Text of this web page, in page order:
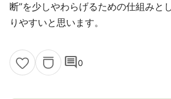
断”を少しやわらげるための仕組みと
りやすいと思います。
comment0